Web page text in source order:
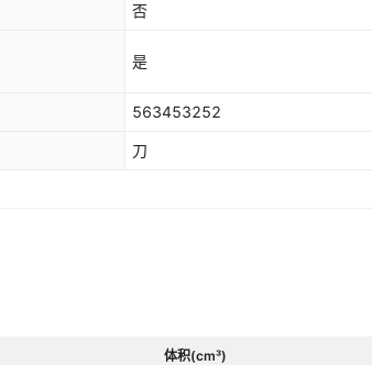
否
是
563453252
刀
体积(cm³)